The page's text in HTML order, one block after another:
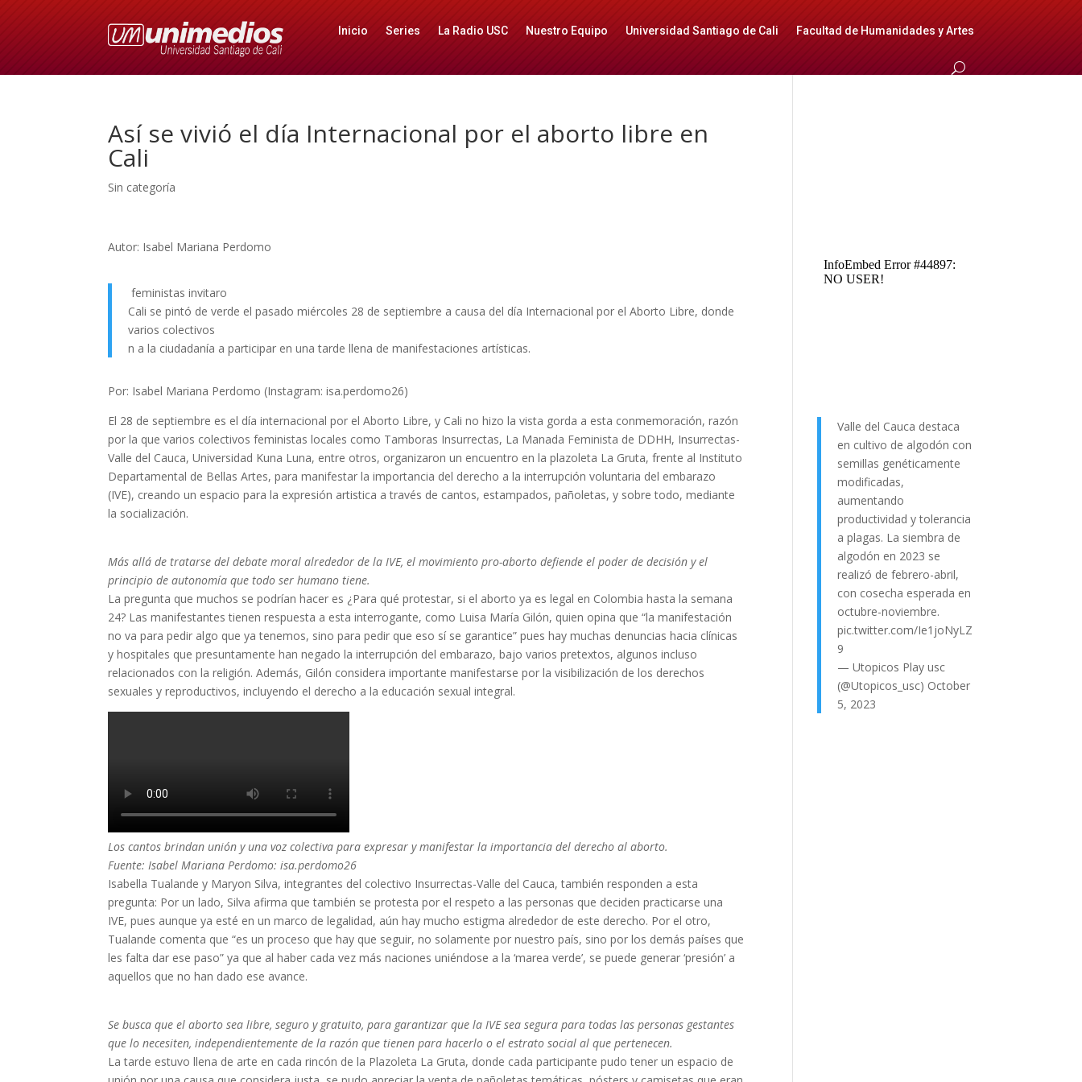
Inicio Series La Radio USC Nuestro Equipo Universidad Santiago de Cali Facultad de Humanidades y Artes
Así se vivió el día Internacional por el aborto libre en
Cali
Sin categoría
Autor: Isabel Mariana Perdomo
feministas invitaro
Cali se pintó de verde el pasado miércoles 28 de septiembre a causa del día Internacional por el Aborto Libre, donde
varios colectivos
n a la ciudadanía a participar en una tarde llena de manifestaciones artísticas.
Por: Isabel Mariana Perdomo (Instagram: isa.perdomo26)
El 28 de septiembre es el día internacional por el Aborto Libre, y Cali no hizo la vista gorda a esta conmemoración, razón
por la que varios colectivos feministas locales como Tamboras Insurrectas, La Manada Feminista de DDHH, Insurrectas-
Valle del Cauca, Universidad Kuna Luna, entre otros, organizaron un encuentro en la plazoleta La Gruta, frente al Instituto
Departamental de Bellas Artes, para manifestar la importancia del derecho a la interrupción voluntaria del embarazo
(IVE), creando un espacio para la expresión artistica a través de cantos, estampados, pañoletas, y sobre todo, mediante
la socialización.
Más allá de tratarse del debate moral alrededor de la IVE, el movimiento pro-aborto defiende el poder de decisión y el
principio de autonomía que todo ser humano tiene.
La pregunta que muchos se podrían hacer es ¿Para qué protestar, si el aborto ya es legal en Colombia hasta la semana
24? Las manifestantes tienen respuesta a esta interrogante, como Luisa María Gilón, quien opina que “la manifestación
no va para pedir algo que ya tenemos, sino para pedir que eso sí se garantice” pues hay muchas denuncias hacia clínicas
y hospitales que presuntamente han negado la interrupción del embarazo, bajo varios pretextos, algunos incluso
relacionados con la religión. Además, Gilón considera importante manifestarse por la visibilización de los derechos
sexuales y reproductivos, incluyendo el derecho a la educación sexual integral.
Los cantos brindan unión y una voz colectiva para expresar y manifestar la importancia del derecho al aborto.
Fuente: Isabel Mariana Perdomo: isa.perdomo26
Isabella Tualande y Maryon Silva, integrantes del colectivo Insurrectas-Valle del Cauca, también responden a esta
pregunta: Por un lado, Silva afirma que también se protesta por el respeto a las personas que deciden practicarse una
IVE, pues aunque ya esté en un marco de legalidad, aún hay mucho estigma alrededor de este derecho. Por el otro,
Tualande comenta que “es un proceso que hay que seguir, no solamente por nuestro país, sino por los demás países que
les falta dar ese paso” ya que al haber cada vez más naciones uniéndose a la ‘marea verde’, se puede generar ‘presión’ a
aquellos que no han dado ese avance.
Se busca que el aborto sea libre, seguro y gratuito, para garantizar que la IVE sea segura para todas las personas gestantes
que lo necesiten, independientemente de la razón que tienen para hacerlo o el estrato social al que pertenecen.
La tarde estuvo llena de arte en cada rincón de la Plazoleta La Gruta, donde cada participante pudo tener un espacio de
Valle del Cauca destaca
en cultivo de algodón con
semillas genéticamente
modificadas,
aumentando
productividad y tolerancia
a plagas. La siembra de
algodón en 2023 se
realizó de febrero-abril,
con cosecha esperada en
octubre-noviembre.
pic.twitter.com/Ie1joNyLZ
9
— Utopicos Play usc
(@Utopicos_usc) October
5, 2023